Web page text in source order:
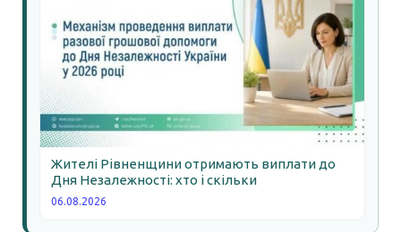
Жителі Рівненщини отримають виплати до
Дня Незалежності: хто і скільки
06.08.2026